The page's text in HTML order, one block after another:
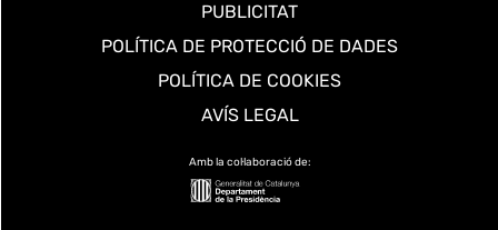
PUBLICITAT
POLÍTICA DE PROTECCIÓ DE DADES
POLÍTICA DE COOKIES
AVÍS LEGAL
Amb la col·laboració de: